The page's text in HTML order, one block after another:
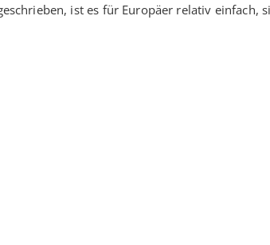
ist es für Europäer relativ einfach,